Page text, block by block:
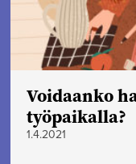
Voidaanko
työpaikalla?
1.4.2021